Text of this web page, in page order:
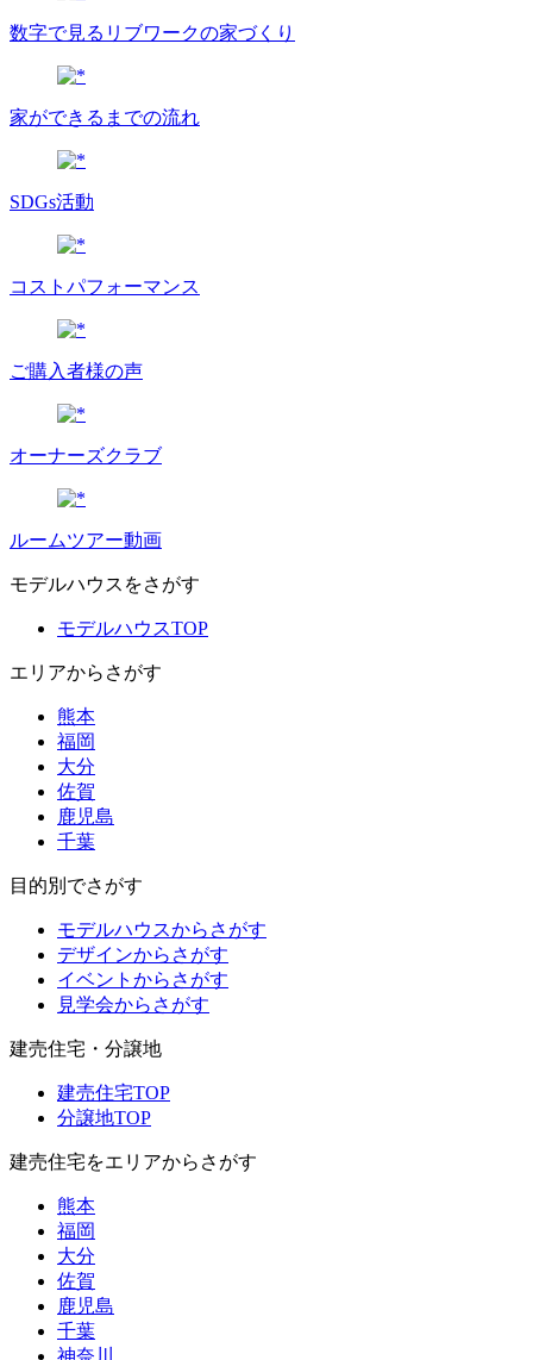
数字で⾒るリブワークの家づくり
家ができるまでの流れ
SDGs活動
コストパフォーマンス
ご購入者様の声
オーナーズクラブ
ルームツアー動画
モデルハウスをさがす
モデルハウスTOP
エリアからさがす
熊本
福岡
大分
佐賀
鹿児島
千葉
目的別でさがす
モデルハウスからさがす
デザインからさがす
イベントからさがす
見学会からさがす
建売住宅・分譲地
建売住宅TOP
分譲地TOP
建売住宅をエリアからさがす
熊本
福岡
大分
佐賀
鹿児島
千葉
神奈川